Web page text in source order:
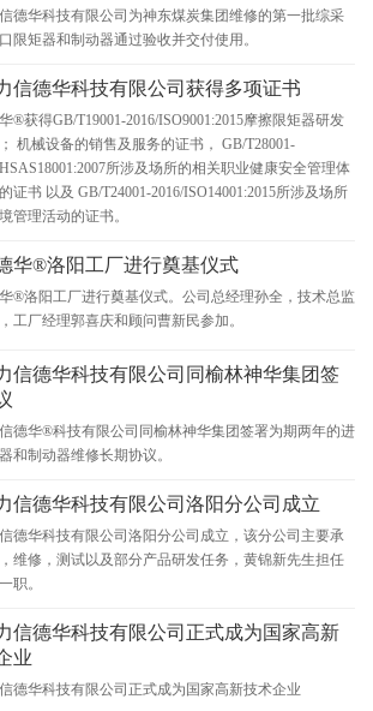
德华科技有限公司为神东煤炭集团维修的第一批综采
限矩器和制动器通过验收并交付使用。
信德华科技有限公司获得多项证书
®获得GB/T19001-2016/ISO9001:2015摩擦限矩器研发
机械设备的销售及服务的证书， GB/T28001-
所涉及场所的相关职业健康安全管理体
证书 以及 GB/T24001-2016/ISO14001:2015所涉及场所
管理活动的证书。
华®洛阳工厂进行奠基仪式
®洛阳工厂进行奠基仪式。公司总经理孙全，技术总监
工厂经理郭喜庆和顾问曹新民参加。
信德华科技有限公司同榆林神华集团签
德华®科技有限公司同榆林神华集团签署为期两年的进
和制动器维修长期协议。
信德华科技有限公司洛阳分公司成立
德华科技有限公司洛阳分公司成立，该分公司主要承
维修，测试以及部分产品研发任务，黄锦新先生担任
职。
信德华科技有限公司正式成为国家高新
业
德华科技有限公司正式成为国家高新技术企业